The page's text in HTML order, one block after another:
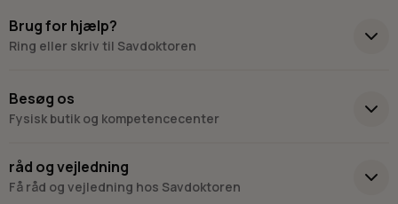
Brug for hjælp?
Ring eller skriv til Savdoktoren
Besøg os
Fysisk butik og kompetencecenter
9400 Nørresundby
råd og vejledning
Få råd og vejledning hos Savdoktoren